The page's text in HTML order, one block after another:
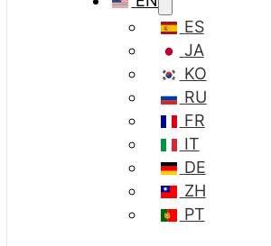
ES
JA
KO
RU
FR
IT
DE
ZH
PT